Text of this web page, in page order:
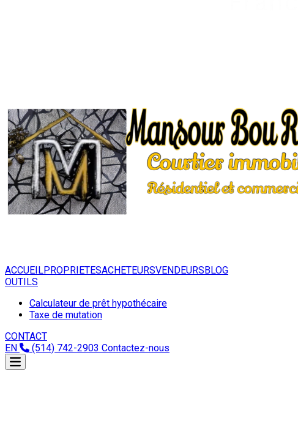
ACCUEILPROPRIETESACHETEURSVENDEURSBLOG
OUTILS
Calculateur de prêt hypothécaire
Taxe de mutation
CONTACT
EN
(514) 742-2903 Contactez-nous